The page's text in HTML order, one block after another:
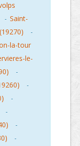
- Saint-
-
la-tour
le-
-
-
-
-
-
-